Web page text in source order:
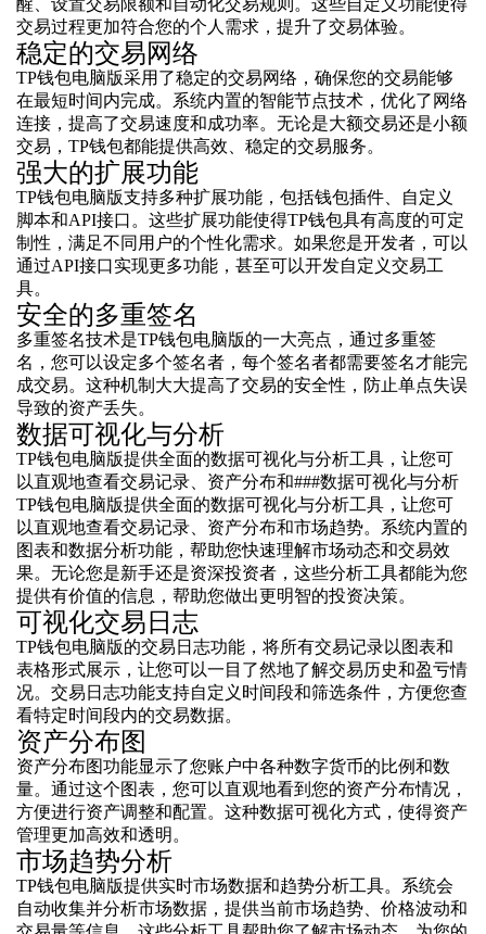
醒、设置交易限额和自动化交易规则。这些自定义功能使得
交易过程更加符合您的个人需求，提升了交易体验。
稳定的交易网络
TP钱包电脑版采用了稳定的交易网络，确保您的交易能够
在最短时间内完成。系统内置的智能节点技术，优化了网络
连接，提高了交易速度和成功率。无论是大额交易还是小额
交易，TP钱包都能提供高效、稳定的交易服务。
强大的扩展功能
TP钱包电脑版支持多种扩展功能，包括钱包插件、自定义
脚本和API接口。这些扩展功能使得TP钱包具有高度的可定
制性，满足不同用户的个性化需求。如果您是开发者，可以
通过API接口实现更多功能，甚至可以开发自定义交易工
具。
安全的多重签名
多重签名技术是TP钱包电脑版的一大亮点，通过多重签
名，您可以设定多个签名者，每个签名者都需要签名才能完
成交易。这种机制大大提高了交易的安全性，防止单点失误
导致的资产丢失。
数据可视化与分析
TP钱包电脑版提供全面的数据可视化与分析工具，让您可
以直观地查看交易记录、资产分布和###数据可视化与分析
TP钱包电脑版提供全面的数据可视化与分析工具，让您可
以直观地查看交易记录、资产分布和市场趋势。系统内置的
图表和数据分析功能，帮助您快速理解市场动态和交易效
果。无论您是新手还是资深投资者，这些分析工具都能为您
提供有价值的信息，帮助您做出更明智的投资决策。
可视化交易日志
TP钱包电脑版的交易日志功能，将所有交易记录以图表和
表格形式展示，让您可以一目了然地了解交易历史和盈亏情
况。交易日志功能支持自定义时间段和筛选条件，方便您查
看特定时间段内的交易数据。
资产分布图
资产分布图功能显示了您账户中各种数字货币的比例和数
量。通过这个图表，您可以直观地看到您的资产分布情况，
方便进行资产调整和配置。这种数据可视化方式，使得资产
管理更加高效和透明。
市场趋势分析
TP钱包电脑版提供实时市场数据和趋势分析工具。系统会
自动收集并分析市场数据，提供当前市场趋势、价格波动和